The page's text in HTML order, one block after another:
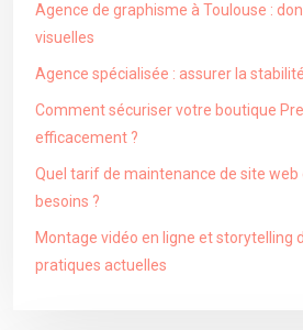
Agence de graphisme à Toulouse :
visuelles
Agence spécialisée : assurer la
Comment sécuriser votre boutique
efficacement ?
Quel tarif de maintenance de site web
besoins ?
Montage vidéo en ligne et storytelling
pratiques actuelles